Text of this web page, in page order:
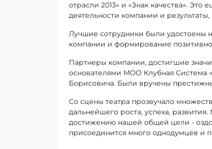
отрасли 2013» и «Знак качества».
деятельности компании и
Лучшие сотрудники были удостоены
компании и формирование
Партнеры компании, достигшие
основателями МОО Клубная Система
Борисовича. Были вручены
Со сцены театра прозвучало
дальнейшего роста, успеха,
достижению нашей общей цели -
присоединится много однодумцев и